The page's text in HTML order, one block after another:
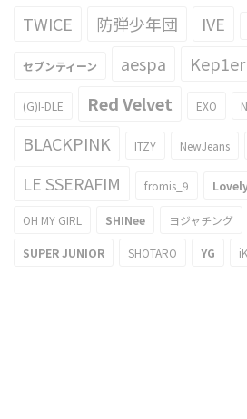
TWICE 防弾少年団 IVE
セブンティーン aespa Kep1er
(G)I-DLE Red Velvet EXO
BLACKPINK ITZY NewJeans
LE SSERAFIM fromis_9
OH MY GIRL SHINee ヨジャチング
SUPER JUNIOR SHOTARO YG